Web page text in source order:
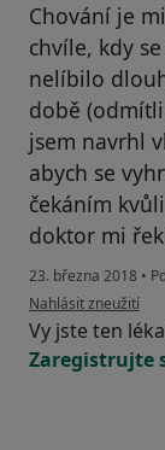
Chování je
chvíle, kdy
nelíbilo
době
jsem navrhl
abych se
čekáním
doktor mi
23. března 2018 •
podle názoru
Nahlásit zneužití
Vy jste ten
Zaregistrujte